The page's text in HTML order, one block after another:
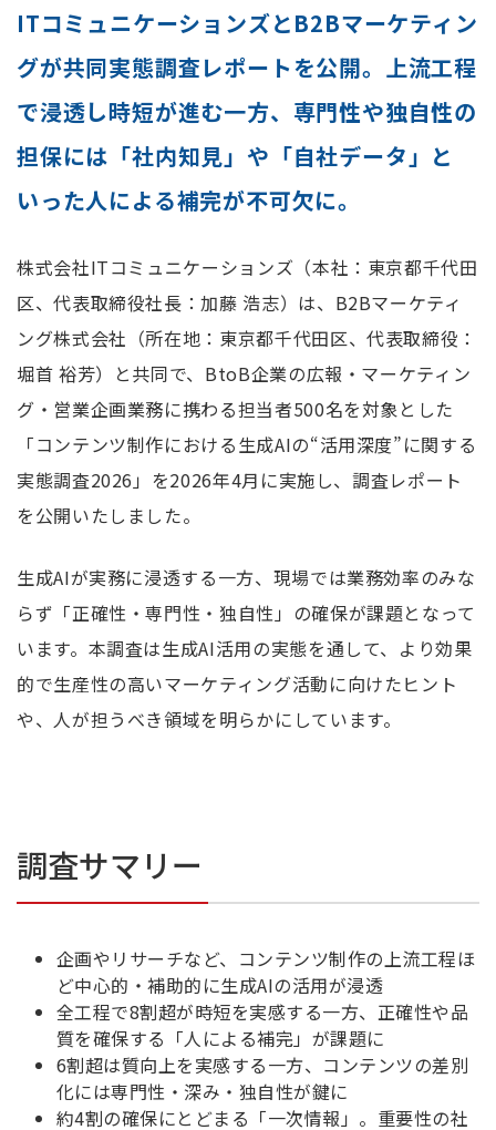
ITコミュニケーションズとB2Bマーケティン
グが共同実態調査レポートを公開。 上流工程
で浸透し時短が進む一方、専門性や独自性の
担保には「社内知見」や「自社データ」と
いった人による補完が不可欠に。
株式会社ITコミュニケーションズ（本社：東京都千代田
区、代表取締役社長：加藤 浩志）は、B2Bマーケティ
ング株式会社（所在地：東京都千代田区、代表取締役：
堀首 裕芳）と共同で、BtoB企業の広報・マーケティン
グ・営業企画業務に携わる担当者500名を対象とした
「コンテンツ制作における生成AIの“活用深度”に関する
実態調査2026」を2026年4月に実施し、調査レポート
を公開いたしました。
生成AIが実務に浸透する一方、現場では業務効率のみな
らず「正確性・専門性・独自性」の確保が課題となって
います。本調査は生成AI活用の実態を通して、より効果
的で生産性の高いマーケティング活動に向けたヒント
や、人が担うべき領域を明らかにしています。
調査サマリー
企画やリサーチなど、コンテンツ制作の上流工程ほ
ど中心的・補助的に生成AIの活用が浸透
全工程で8割超が時短を実感する一方、正確性や品
質を確保する「人による補完」が課題に
6割超は質向上を実感する一方、コンテンツの差別
化には専門性・深み・独自性が鍵に
約4割の確保にとどまる「一次情報」。重要性の社